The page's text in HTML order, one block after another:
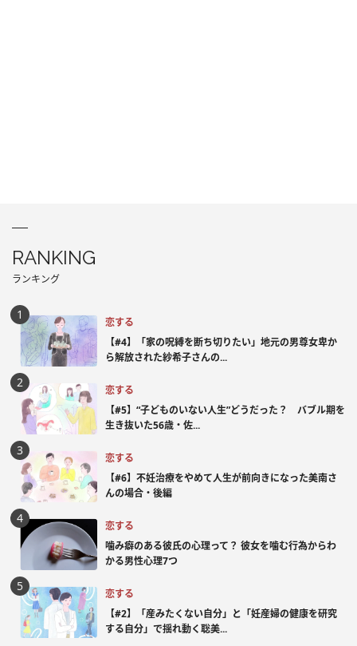
RANKING
ランキング
恋する
【#4】「家の呪縛を断ち切りたい」地元の男尊女卑か
ら解放された紗希子さんの...
恋する
【#5】“子どものいない人生”どうだった？ バブル期を
生き抜いた56歳・佐...
恋する
【#6】不妊治療をやめて人生が前向きになった美南さ
んの場合・後編
恋する
噛み癖のある彼氏の心理って？ 彼女を噛む行為からわ
かる男性心理7つ
恋する
【#2】「産みたくない自分」と「妊産婦の健康を研究
する自分」で揺れ動く聡美...